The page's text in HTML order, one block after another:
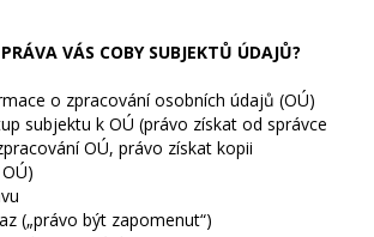
VÁS COBY SUBJEKTŮ ÚDAJŮ?
o zpracování osobních údajů (OÚ)
subjektu k OÚ (právo získat od správce
OÚ, právo získat kopii
(„právo být zapomenut“)